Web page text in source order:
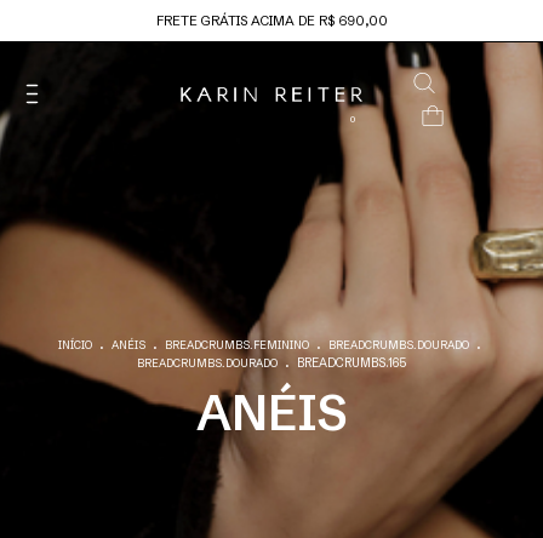
FRETE GRÁTIS ACIMA DE R$ 690,00
0
INÍCIO . ANÉIS . BREADCRUMBS.FEMININO . BREADCRUMBS.DOURADO .
BREADCRUMBS.DOURADO . BREADCRUMBS.165
ANÉIS